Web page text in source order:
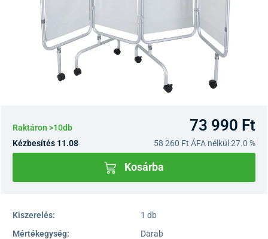
Raktáron >10db 73 990 Ft
Kézbesítés 11.08 58 260 Ft ÁFA nélkül 27.0 %
Kosárba
Kiszerelés:
1 db
Mértékegység:
Darab